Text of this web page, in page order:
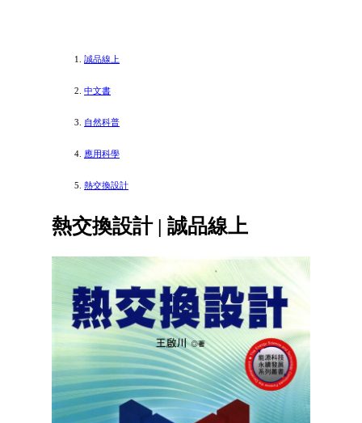
誠品線上
中文書
自然科普
應用科學
熱交換設計
熱交換設計 | 誠品線上